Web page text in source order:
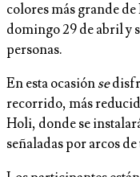
colores más grande
domingo 29 de abril y
personas.
En esta ocasiónse
recorrido, más
Holi, donde se
señaladas por arcos